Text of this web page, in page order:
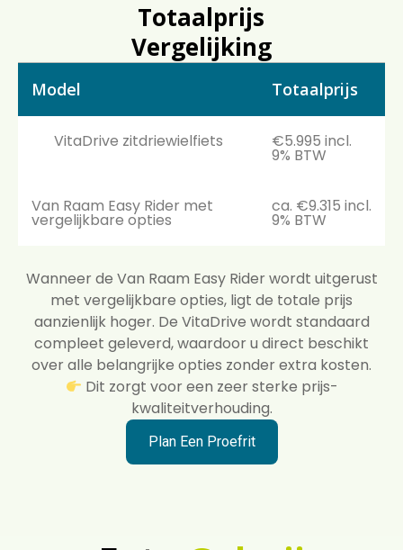
Totaalprijs
Vergelijking
Model Totaalprijs
VitaDrive zitdriewielfiets €5.995 incl.
9% BTW
Van Raam Easy Rider met
vergelijkbare opties
ca. €9.315 incl.
9% BTW
Wanneer de Van Raam Easy Rider wordt uitgerust
met vergelijkbare opties, ligt de totale prijs
aanzienlijk hoger. De VitaDrive wordt standaard
compleet geleverd, waardoor u direct beschikt
over alle belangrijke opties zonder extra kosten.
Dit zorgt voor een zeer sterke prijs-
kwaliteitverhouding.
Plan Een Proefrit